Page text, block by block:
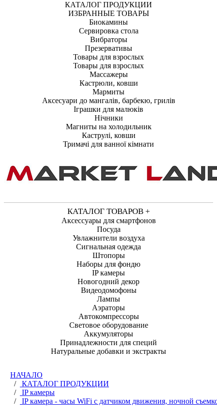
КАТАЛОГ ПРОДУКЦИИ
ИЗБРАННЫЕ ТОВАРЫ
Биокамины
Сервировка стола
Вибраторы
Презервативы
Товары для взрослых
Товары для взрослых
Массажеры
Кастрюли, ковши
Мармиты
Аксесуари до мангалів, барбекю, грилів
Іграшки для малюків
Нічники
Магниты на холодильник
Каструлі, ковши
Тримачі для ванної кімнати
КАТАЛОГ ТОВАРОВ +
Аксессуары для смартфонов
Посуда
Увлажнители воздуха
Сигнальная одежда
Штопоры
Наборы для фондю
IP камеры
Новогодний декор
Видеодомофоны
Лампы
Аэраторы
Автокомпрессоры
Световое оборудование
Аккумуляторы
Принадлежности для специй
Натуральные добавки и экстракты
НАЧАЛО
/
КАТАЛОГ ПРОДУКЦИИ
/
IP камеры
/
IP камера - часы WiFi с датчиком движения, ночной